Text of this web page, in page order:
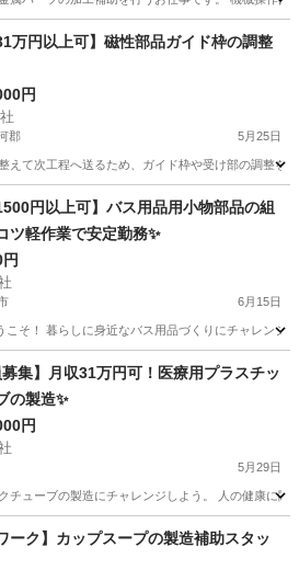
スタッフ
万円以上可】磁性部品ガイド枠の調整
円
郡 5月25日
えて次工程へ送るため、ガイド枠や受け部の調整
社会保険
円以上可】バス用品用小物部品の組
ツ軽作業で安定勤務✨
6月15日
こそ！ 暮らしに身近なバス用品づくりにチャレン
給
募集】月収31万円可！医療用プラスチッ
の製造✨
円
5月29日
チューブの製造にチャレンジしよう。 人の健康に
ーク】カップスープの製造補助スタッ